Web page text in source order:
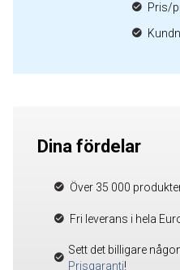
Pris/
Dina fördelar
Över 35 000
Fri leverans i hela
Sett det billigare
Prisgaranti!